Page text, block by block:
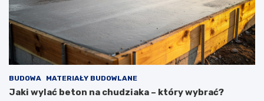
BUDOWA MATERIAŁY BUDOWLANE
Jaki wylać beton na chudziaka – który wybrać?